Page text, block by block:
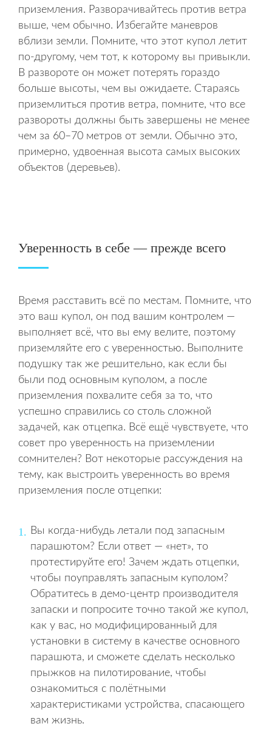
приземления. Разворачивайтесь против ветра
выше, чем обычно. Избегайте маневров
вблизи земли. Помните, что этот купол летит
по-другому, чем тот, к которому вы привыкли.
В развороте он может потерять гораздо
больше высоты, чем вы ожидаете. Стараясь
приземлиться против ветра, помните, что все
развороты должны быть завершены не менее
чем за 60–70 метров от земли. Обычно это,
примерно, удвоенная высота самых высоких
объектов (деревьев).
Уверенность в себе — прежде всего
Время расставить всё по местам. Помните, что
это ваш купол, он под вашим контролем —
выполняет всё, что вы ему велите, поэтому
приземляйте его с уверенностью. Выполните
подушку так же решительно, как если бы
были под основным куполом, а после
приземления похвалите себя за то, что
успешно справились со столь сложной
задачей, как отцепка. Всё ещё чувствуете, что
совет про уверенность на приземлении
сомнителен? Вот некоторые рассуждения на
тему, как выстроить уверенность во время
приземления после отцепки:
Вы когда-нибудь летали под запасным
парашютом? Если ответ — «нет», то
протестируйте его! Зачем ждать отцепки,
чтобы поуправлять запасным куполом?
Обратитесь в демо-центр производителя
запаски и попросите точно такой же купол,
как у вас, но модифицированный для
установки в систему в качестве основного
парашюта, и сможете сделать несколько
прыжков на пилотирование, чтобы
ознакомиться с полётными
характеристиками устройства, спасающего
вам жизнь.